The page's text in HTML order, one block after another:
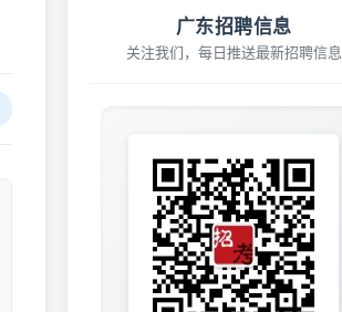
广东招聘信息
关注我们，每日推送最新招聘信息